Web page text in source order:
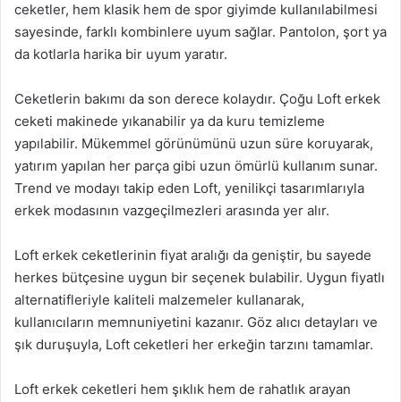
ceketler, hem klasik hem de spor giyimde kullanılabilmesi
sayesinde, farklı kombinlere uyum sağlar. Pantolon, şort ya
da kotlarla harika bir uyum yaratır.
Ceketlerin bakımı da son derece kolaydır. Çoğu Loft erkek
ceketi makinede yıkanabilir ya da kuru temizleme
yapılabilir. Mükemmel görünümünü uzun süre koruyarak,
yatırım yapılan her parça gibi uzun ömürlü kullanım sunar.
Trend ve modayı takip eden Loft, yenilikçi tasarımlarıyla
erkek modasının vazgeçilmezleri arasında yer alır.
Loft erkek ceketlerinin fiyat aralığı da geniştir, bu sayede
herkes bütçesine uygun bir seçenek bulabilir. Uygun fiyatlı
alternatifleriyle kaliteli malzemeler kullanarak,
kullanıcıların memnuniyetini kazanır. Göz alıcı detayları ve
şık duruşuyla, Loft ceketleri her erkeğin tarzını tamamlar.
Loft erkek ceketleri hem şıklık hem de rahatlık arayan